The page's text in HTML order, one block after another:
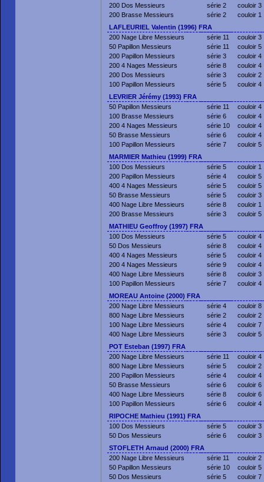
200 Dos Messieurs
série 2
couloir 3
200 Brasse Messieurs
série 2
couloir 1
LAFLEURIEL Valentin (1996) FRA
200 Nage Libre Messieurs
série 11
couloir 3
50 Papillon Messieurs
série 11
couloir 5
200 Papillon Messieurs
série 3
couloir 4
200 4 Nages Messieurs
série 8
couloir 4
200 Dos Messieurs
série 3
couloir 2
100 Papillon Messieurs
série 5
couloir 4
LEVRIER Jérémy (1993) FRA
50 Papillon Messieurs
série 11
couloir 4
100 Brasse Messieurs
série 6
couloir 4
200 4 Nages Messieurs
série 10
couloir 4
50 Brasse Messieurs
série 6
couloir 4
100 Papillon Messieurs
série 7
couloir 5
MARMIER Mathieu (1999) FRA
100 Dos Messieurs
série 5
couloir 1
200 Papillon Messieurs
série 4
couloir 5
400 4 Nages Messieurs
série 5
couloir 5
50 Brasse Messieurs
série 5
couloir 3
400 Nage Libre Messieurs
série 8
couloir 1
200 Brasse Messieurs
série 3
couloir 5
MATHIEU Geoffroy (1997) FRA
100 Dos Messieurs
série 5
couloir 4
50 Dos Messieurs
série 8
couloir 4
400 4 Nages Messieurs
série 5
couloir 4
200 4 Nages Messieurs
série 9
couloir 4
400 Nage Libre Messieurs
série 8
couloir 3
100 Papillon Messieurs
série 7
couloir 4
MOREAU Antoine (2000) FRA
200 Nage Libre Messieurs
série 4
couloir 8
800 Nage Libre Messieurs
série 2
couloir 2
100 Nage Libre Messieurs
série 4
couloir 7
400 Nage Libre Messieurs
série 3
couloir 5
POT Esteban (1997) FRA
200 Nage Libre Messieurs
série 11
couloir 4
800 Nage Libre Messieurs
série 5
couloir 2
200 Papillon Messieurs
série 4
couloir 4
50 Brasse Messieurs
série 6
couloir 6
400 Nage Libre Messieurs
série 8
couloir 6
100 Papillon Messieurs
série 6
couloir 4
RIPOCHE Mathieu (1991) FRA
100 Dos Messieurs
série 5
couloir 3
50 Dos Messieurs
série 6
couloir 3
STOFLETH Arnaud (2000) FRA
200 Nage Libre Messieurs
série 11
couloir 2
50 Papillon Messieurs
série 10
couloir 5
50 Dos Messieurs
série 5
couloir 7